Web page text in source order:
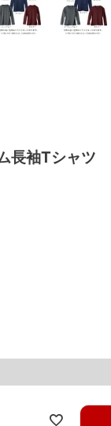
長袖Tシャツ